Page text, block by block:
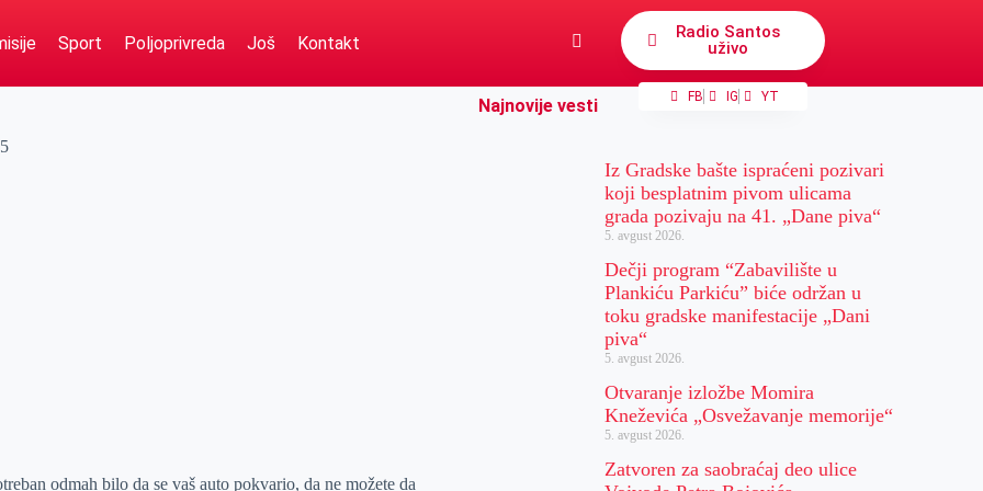
Sport Poljoprivreda Još Kontakt
Radio Santos
uživo
FB IG YT
odmah bilo da se vaš auto pokvario, da ne možete da
Najnovije vesti
Iz Gradske bašte ispraćeni pozivari
koji besplatnim pivom ulicama
grada pozivaju na 41. „Dane piva“
5. avgust 2026.
Dečji program “Zabavilište u
Plankiću Parkiću” biće održan u
toku gradske manifestacije „Dani
piva“
5. avgust 2026.
Otvaranje izložbe Momira
Kneževića „Osvežavanje memorije“
5. avgust 2026.
Zatvoren za saobraćaj deo ulice